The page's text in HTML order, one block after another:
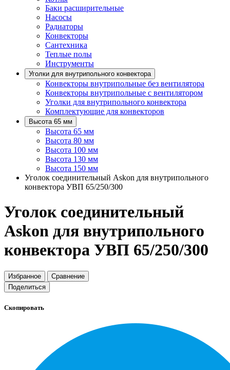
Баки расширительные
Насосы
Радиаторы
Конвекторы
Сантехника
Теплые полы
Инструменты
Уголки для внутрипольного конвектора
Конвекторы внутрипольные без вентилятора
Конвекторы внутрипольные с вентилятором
Уголки для внутрипольного конвектора
Комплектующие для конвекторов
Высота 65 мм
Высота 65 мм
Высота 80 мм
Высота 100 мм
Высота 130 мм
Высота 150 мм
Уголок соединительный Askon для внутрипольного
конвектора УВП 65/250/300
Уголок соединительный
Askon для внутрипольного
конвектора УВП 65/250/300
Избранное
Сравнение
Поделиться
Скопировать